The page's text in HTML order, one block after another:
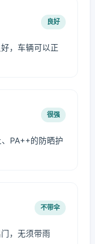
良好
，车辆可以正
很强
PA++的防晒护
不带伞
，无须带雨